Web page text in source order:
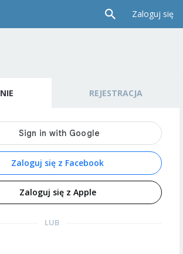
Zaloguj się
REJESTRACJA
Zaloguj się z Facebook
Zaloguj się z Apple
LUB